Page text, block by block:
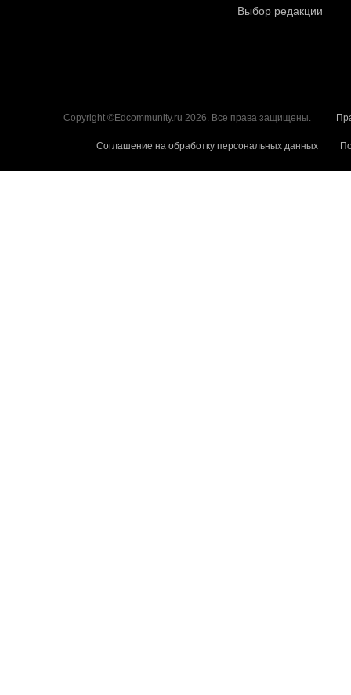
Выбор редакции
Copyright ©Edcommunity.ru 2026. Все права защищены.
Соглашение на обработку персональных данных